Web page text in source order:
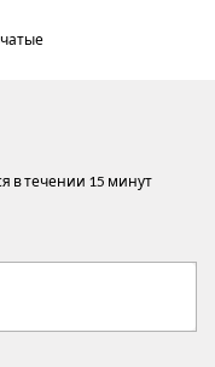
в течении 15 минут